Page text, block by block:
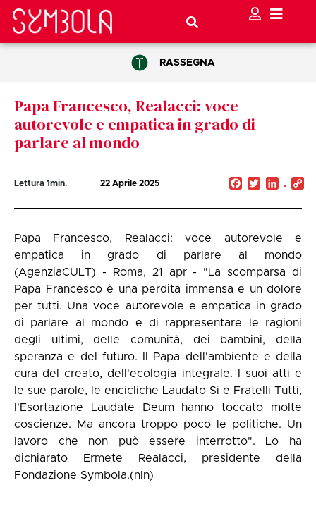
RASSEGNA
Papa Francesco, Realacci: voce
autorevole e empatica in grado di
parlare al mondo
Lettura 1min. 22 Aprile 2025 Facebook
Twitter
Papa Francesco, Realacci: voce autorevole e
empatica in grado di parlare al mondo
(AgenziaCULT) - Roma, 21 apr - "La scomparsa di
Papa Francesco è una perdita immensa e un dolore
per tutti. Una voce autorevole e empatica in grado
di parlare al mondo e di rappresentare le ragioni
degli ultimi, delle comunità, dei bambini, della
speranza e del futuro. Il Papa dell'ambiente e della
cura del creato, dell'ecologia integrale. I suoi atti e
le sue parole, le encicliche Laudato Si e Fratelli Tutti,
l'Esortazione Laudate Deum hanno toccato molte
coscienze. Ma ancora troppo poco le politiche. Un
lavoro che non può essere interrotto". Lo ha
dichiarato Ermete Realacci, presidente della
Fondazione Symbola.(nln)